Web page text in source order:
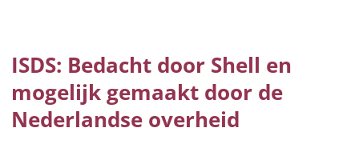
ISDS: Bedacht door Shell en
mogelijk gemaakt door de
Nederlandse overheid